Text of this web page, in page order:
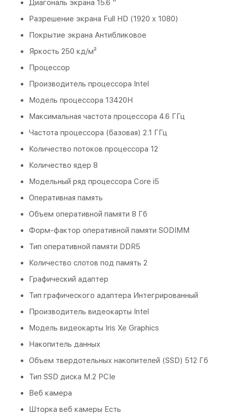
Диагональ экрана 15.6 "
Разрешение экрана Full HD (1920 x 1080)
Покрытие экрана Антибликовое
Яркость 250 кд/м²
Процессор
Производитель процессора Intel
Модель процессора 13420H
Максимальная частота процессора 4.6 ГГц
Частота процессора (базовая) 2.1 ГГц
Количество потоков процессора 12
Количество ядер 8
Модельный ряд процессора Core i5
Оперативная память
Объем оперативной памяти 8 Гб
Форм-фактор оперативной памяти SODIMM
Тип оперативной памяти DDR5
Количество слотов под память 2
Графический адаптер
Тип графического адаптера Интегрированный
Производитель видеокарты Intel
Модель видеокарты Iris Xe Graphics
Накопитель данных
Объем твердотельных накопителей (SSD) 512 Гб
Тип SSD диска M.2 PCIe
Веб камера
Шторка веб камеры Есть